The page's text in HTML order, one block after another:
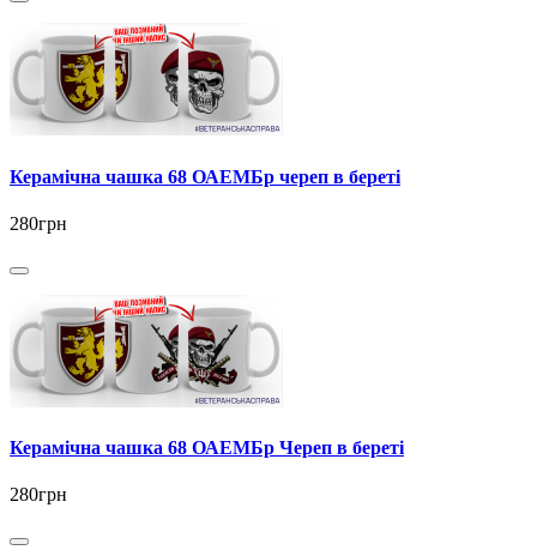
Керамічна чашка 68 ОАЕМБр череп в береті
280грн
Керамічна чашка 68 ОАЕМБр Череп в береті
280грн